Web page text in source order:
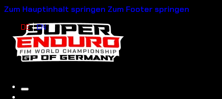
Zum Hauptinhalt springen Zum Footer springen
DE
EN